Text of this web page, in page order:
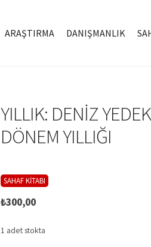
ARAŞTIRMA DANIŞMANLIK
YILLIK: DENİZ
DÖNEM YILLIĞI
SAHAF KİTABI
₺300,00
1 adet stokta